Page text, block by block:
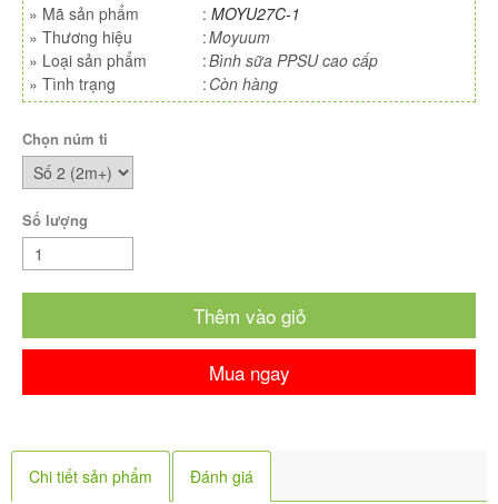
» Mã sản phẩm : MOYU27C-1
» Thương hiệu :Moyuum
» Loại sản phẩm :Bình sữa PPSU cao cấp
» Tình trạng : Còn hàng
Chọn núm ti
Số lượng
Thêm vào giỏ
Mua ngay
Chi tiết sản phẩm Đánh giá